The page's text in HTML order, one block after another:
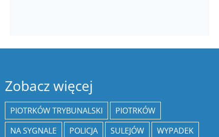
Zobacz więcej
PIOTRKÓW TRYBUNALSKI
PIOTRKÓW
NA SYGNALE
POLICJA SULEJÓW
WYPADEK